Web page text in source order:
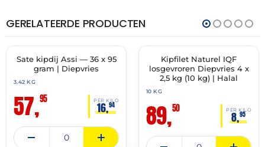
GERELATEERDE PRODUCTEN
✓ VAST ASSORTIMENT
THT:
11-
Sate kipdij Assi — 36 x 95
gram | Diepvries
3.42 KG
57,95 PER KILO
16,94
🔥 OP=OP
Kipfilet Naturel IQF
losgevroren Diepvries 4 x
2,5 kg (10 kg) | Halal
10 KG
89,50 PER KILO
8,95